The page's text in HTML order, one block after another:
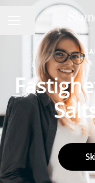
KARRIÄRMENY
Dela sidan